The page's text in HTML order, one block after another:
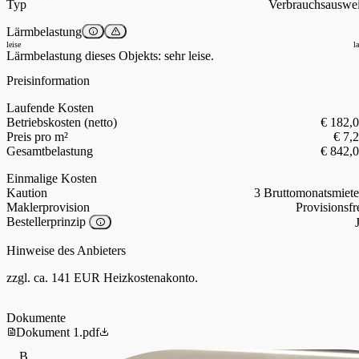
Typ
Lärmbelastung
leise
Lärmbelastung dieses Objekts: sehr leise.
Preisinformation
Laufende Kosten
Betriebskosten (netto)
€
Preis pro m²
€
Gesamtbelastung
€
Einmalige Kosten
Kaution
3
Maklerprovision
Bestellerprinzip
Hinweise des Anbieters
zzgl. ca. 141 EUR Heizkostenakonto.
Dokumente
Dokument 1.pdf
B